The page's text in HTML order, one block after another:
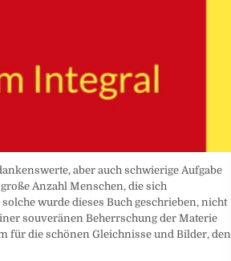
aber auch schwierige Aufgabe
Anzahl Menschen, die sich
wurde dieses Buch geschrieben, nicht
souveränen Beherrschung der Materie
für die schönen Gleichnisse und Bilder, den